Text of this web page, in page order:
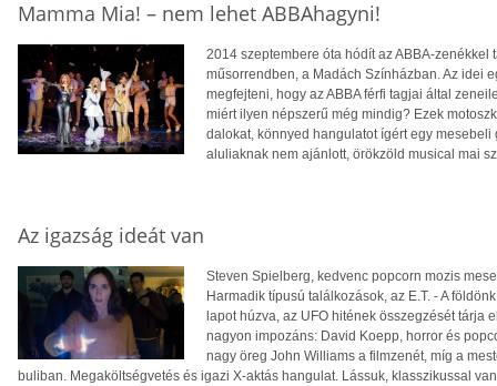
Mamma Mia! – nem lehet ABBAhagyni!
2014 szeptembere óta hódít az ABBA-
műsorrendben, a Madách Színházban. Az idei
megfejteni, hogy az ABBA férfi tagjai által
miért ilyen népszerű még mindig? Ezek
dalokat, könnyed hangulatot ígért egy
aluliaknak nem ajánlott, örökzöld musical mai
Az igazság ideát van
Steven Spielberg, kedvenc popcorn mozis
Harmadik típusú találkozások, az E.T. - A
lapot húzva, az UFO hitének összegzését tárja
nagyon impozáns: David Koepp, horror és
nagy öreg John Williams a filmzenét, míg a
buliban. Megaköltségvetés és igazi X-aktás hangulat. Lássuk, klasszikussal